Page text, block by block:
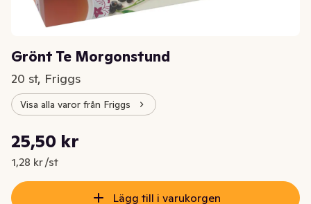
Grönt Te Morgonstund
20 st, Friggs
Visa alla varor från Friggs
Nuvarande pris är: 25,50 kr
25,50 kr
1,28 kr /st
Styckpris: 1,28 kr /st
Lägg till i varukorgen